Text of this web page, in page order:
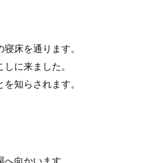
床を通ります。
に来ました。
知らされます。
向かいます。